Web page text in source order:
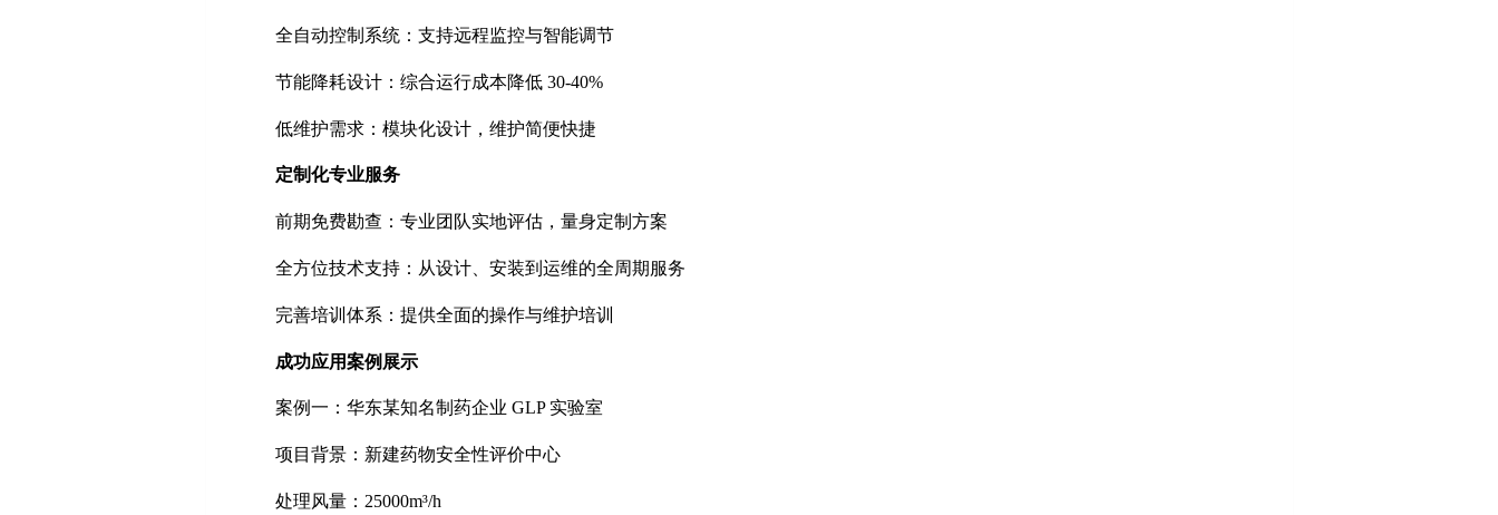
全自动控制系统：支持远程监控与智能调节
节能降耗设计：综合运行成本降低 30-40%
低维护需求：模块化设计，维护简便快捷
定制化专业服务
前期免费勘查：专业团队实地评估，量身定制方案
全方位技术支持：从设计、安装到运维的全周期服务
完善培训体系：提供全面的操作与维护培训
成功应用案例展示
案例一：华东某知名制药企业 GLP 实验室
项目背景：新建药物安全性评价中心
处理风量： 25000m³/h